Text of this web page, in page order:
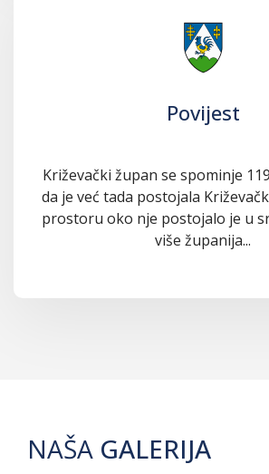
Povijest
Križevački župan se spominje
da je već tada postojala
prostoru oko nje postojalo je u
više županija...
NAŠA GALERIJA